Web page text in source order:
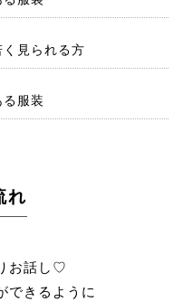
見られる方
服装
れ
お話し♡
できるように